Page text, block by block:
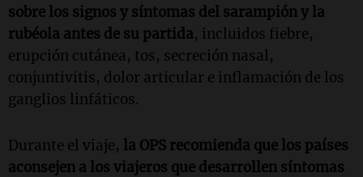
sobre los signos y síntomas del sarampión y la
rubéola antes de su partida, incluidos fiebre,
erupción cutánea, tos, secreción nasal,
conjuntivitis, dolor articular e inflamación de los
ganglios linfáticos.
Durante el viaje, la OPS recomienda que los países
aconsejen a los viajeros que desarrollen síntomas